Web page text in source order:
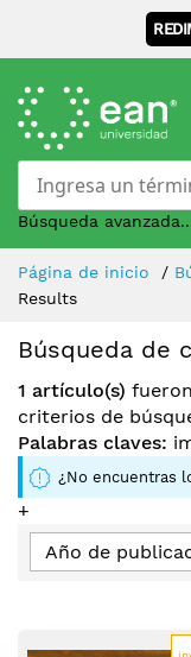
Búsqueda
Skip
Content
Página de inicio
Results
Búsqueda de
1 artículo(s)
criterios de
Palabras claves:
¿No encuentras
+